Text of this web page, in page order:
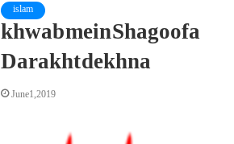
islam
khwab mein Shagoofa
Darakht dekhna
June 1, 2019